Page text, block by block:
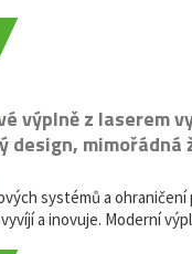
výplně z laserem
design,
systémů a
a inovuje. Moderní